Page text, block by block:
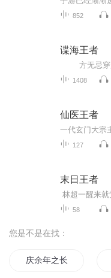
852
谍海王者
1408
仙医王者
127
末日王者
58
您是不是在找：
庆余年之长歌行